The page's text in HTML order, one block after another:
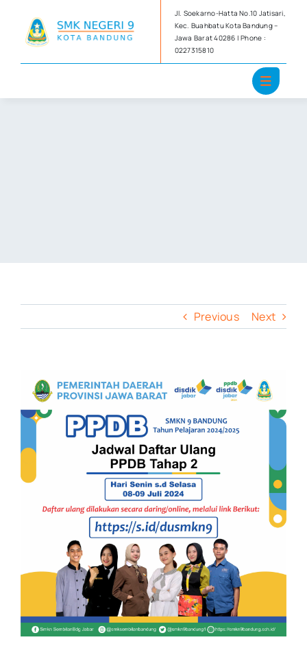
content
Jl. Soekarno-Hatta No.10 Jatisari,
Kec. Buahbatu Kota Bandung –
Jawa Barat 40286 | Phone :
0227315810
Previous Next
View
Larger
Image